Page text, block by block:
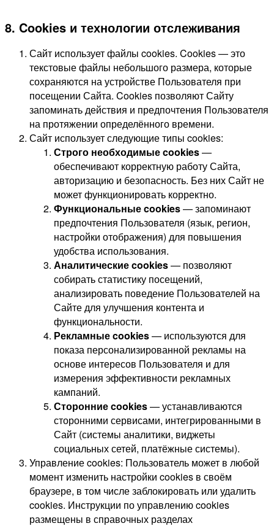
8. Cookies и технологии отслеживания
Сайт использует файлы cookies. Cookies — это
текстовые файлы небольшого размера, которые
сохраняются на устройстве Пользователя при
посещении Сайта. Cookies позволяют Сайту
запоминать действия и предпочтения Пользователя
на протяжении определённого времени.
Сайт использует следующие типы cookies:
Строго необходимые cookies—
обеспечивают корректную работу Сайта,
авторизацию и безопасность. Без них Сайт не
может функционировать корректно.
Функциональные cookies— запоминают
предпочтения Пользователя (язык, регион,
настройки отображения) для повышения
удобства использования.
Аналитические cookies— позволяют
собирать статистику посещений,
анализировать поведение Пользователей на
Сайте для улучшения контента и
функциональности.
Рекламные cookies— используются для
показа персонализированной рекламы на
основе интересов Пользователя и для
измерения эффективности рекламных
кампаний.
Сторонние cookies— устанавливаются
сторонними сервисами, интегрированными в
Сайт (системы аналитики, виджеты
социальных сетей, платёжные системы).
Управление cookies: Пользователь может в любой
момент изменить настройки cookies в своём
браузере, в том числе заблокировать или удалить
cookies. Инструкции по управлению cookies
размещены в справочных разделах